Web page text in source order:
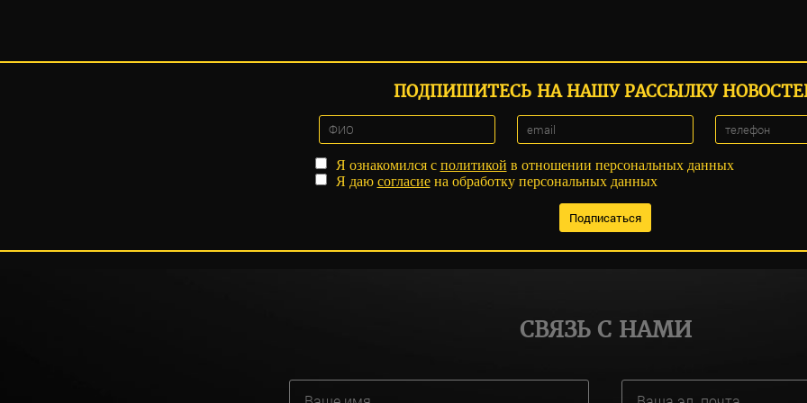
ПОДПИШИТЕСЬ НА НАШУ РАССЫЛКУ
Я ознакомился с политикой в отношении персональных данных
Я даю согласиена обработку персональных данных
СВЯЗЬ С НАМИ